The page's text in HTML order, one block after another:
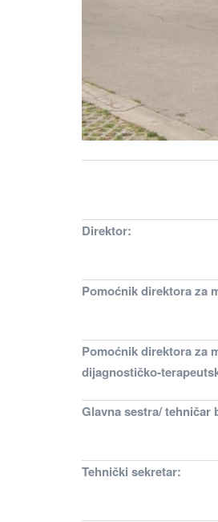
Direktor:
Pomoćnik direktora za
Pomoćnik direktora za
dijagnostičko-
Glavna sestra/ tehničar
Tehnički sekretar: